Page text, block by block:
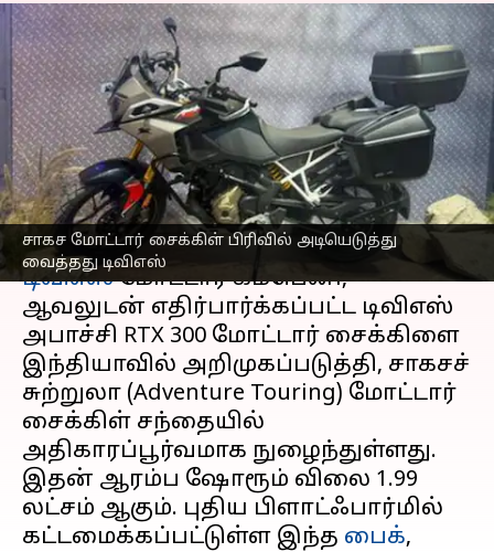
சாகச மோட்டார் சைக்கிள் பிரிவில் அடியெடுத்து
வைத்தது டிவிஎஸ்
அபாச்சி RTX 300 அறிமுகம்:
சாகச மோட்டார் சைக்கிள்
பிரிவில் அடியெடுத்து
வைத்தது டிவிஎஸ்
எழுதியவர் Sekar Chinnappan Oct 16, 2025 01:32 pm
செய்தி முன்னோட்டம்
டிவிஎஸ்மோட்டார் கம்பெனி,
ஆவலுடன் எதிர்பார்க்கப்பட்ட டிவிஎஸ்
அபாச்சி RTX 300 மோட்டார் சைக்கிளை
இந்தியாவில் அறிமுகப்படுத்தி, சாகசச்
சுற்றுலா (Adventure Touring) மோட்டார்
சைக்கிள் சந்தையில்
அதிகாரப்பூர்வமாக நுழைந்துள்ளது.
இதன் ஆரம்ப ஷோரூம் விலை ₹1.99
லட்சம் ஆகும். புதிய பிளாட்ஃபார்மில்
கட்டமைக்கப்பட்டுள்ள இந்த பைக்,